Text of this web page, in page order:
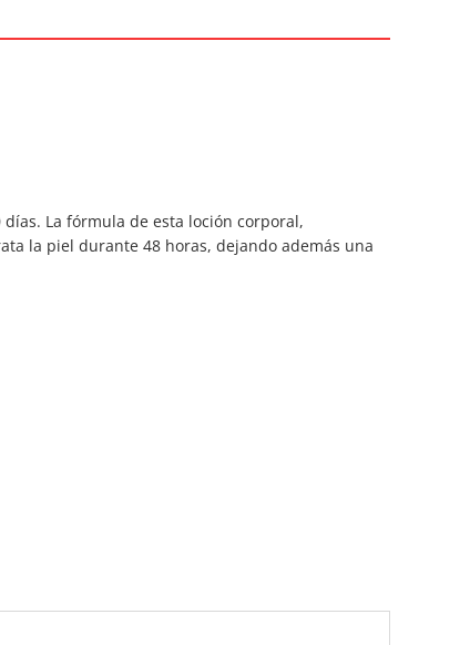
La fórmula de esta loción corporal,
la piel durante 48 horas, dejando además una